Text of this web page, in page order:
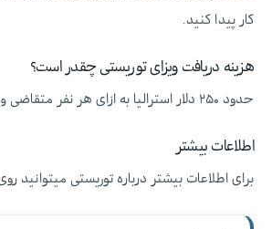
کار پیدا کنید.
هزینه دریافت ویزای توریستی چقدر است؟
حدود ۲۵۰ دلار استرالیا به ازای هر نفر متقاضی ویزا
اطلاعات بیشتر
برای اطلاعات بیشتر درباره توریستی میتوانید